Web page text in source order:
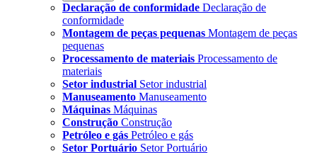
Declaração de conformidade Declaração de
conformidade
Montagem de peças pequenas Montagem de peças
pequenas
Processamento de materiais Processamento de
materiais
Setor industrial Setor industrial
Manuseamento Manuseamento
Máquinas Máquinas
Construção Construção
Petróleo e gás Petróleo e gás
Setor Portuário Setor Portuário